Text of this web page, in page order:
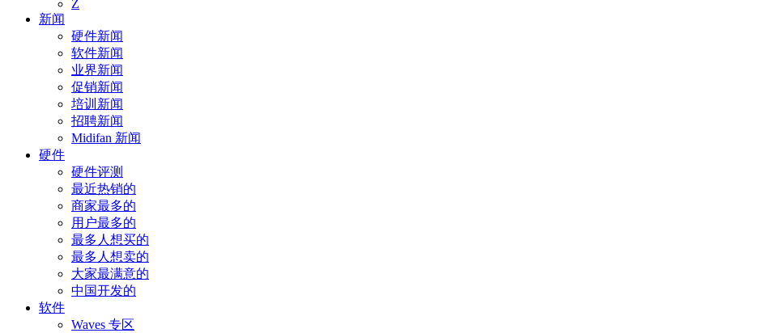
Z
新闻
硬件新闻
软件新闻
业界新闻
促销新闻
培训新闻
招聘新闻
Midifan 新闻
硬件
硬件评测
最近热销的
商家最多的
用户最多的
最多人想买的
最多人想卖的
大家最满意的
中国开发的
软件
Waves 专区